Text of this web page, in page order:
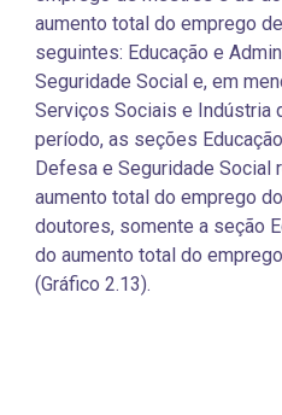
aumento total do emprego
seguintes: Educação e
Seguridade Social e, em
Serviços Sociais e Indústria
período, as seções
Defesa e Seguridade Social
aumento total do emprego
doutores, somente a seção
do aumento total do
(Gráfico 2.13).